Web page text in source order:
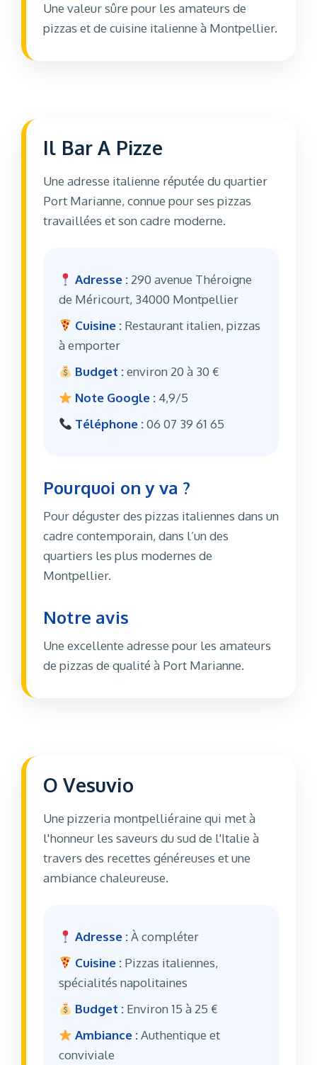
Une valeur sûre pour les amateurs de
pizzas et de cuisine italienne à Montpellier.
Il Bar A Pizze
Une adresse italienne réputée du quartier
Port Marianne, connue pour ses pizzas
travaillées et son cadre moderne.
Adresse : 290 avenue Théroigne
de Méricourt, 34000 Montpellier
Cuisine : Restaurant italien, pizzas
à emporter
Budget :environ 20 à 30 €
Note Google : 4,9/5
Téléphone :06 07 39 61 65
Pourquoi on y va ?
Pour déguster des pizzas italiennes dans un
cadre contemporain, dans l’un des
quartiers les plus modernes de
Montpellier.
Notre avis
Une excellente adresse pour les amateurs
de pizzas de qualité à Port Marianne.
O Vesuvio
Une pizzeria montpelliéraine qui met à
l'honneur les saveurs du sud de l'Italie à
travers des recettes généreuses et une
ambiance chaleureuse.
Adresse :À compléter
Cuisine : Pizzas italiennes,
spécialités napolitaines
Budget : Environ 15 à 25 €
Ambiance :Authentique et
conviviale